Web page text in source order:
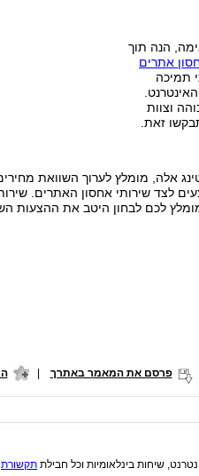
הנה תוך
אתרים
תמיכה
וצוות
זאת.
אלה, מומלץ לערוך השוואת
לצד שירותי אחסון האתרים.
לכם לבחון היטב את ההצעות
פרסם את המאמר באתרך |
שיחות בינלאומיות וכל חבילת תקשורת